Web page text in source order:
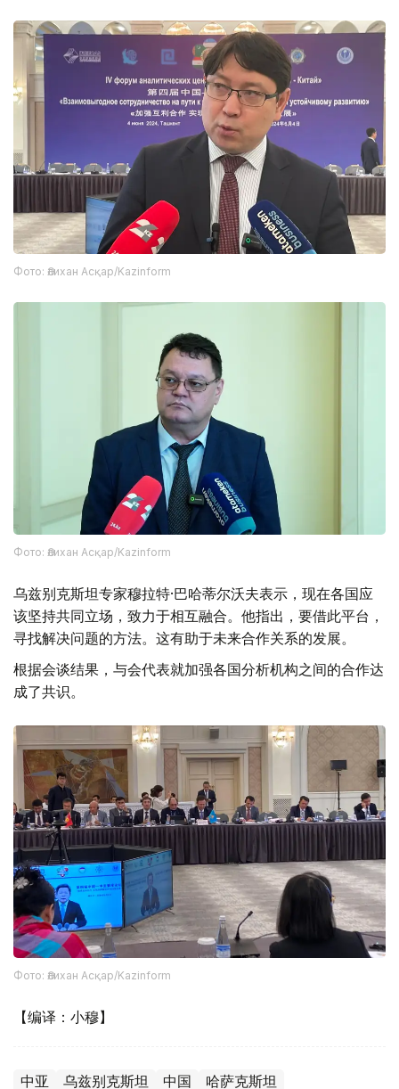
Фото: Әлихан Асқар/Kazinform
Фото: Әлихан Асқар/Kazinform
乌兹别克斯坦专家穆拉特·巴哈蒂尔沃夫表示，现在各国应
该坚持共同立场，致力于相互融合。他指出，要借此平台，
寻找解决问题的方法。这有助于未来合作关系的发展。
根据会谈结果，与会代表就加强各国分析机构之间的合作达
成了共识。
Фото: Әлихан Асқар/Kazinform
【编译：小穆】
中亚 乌兹别克斯坦 中国 哈萨克斯坦